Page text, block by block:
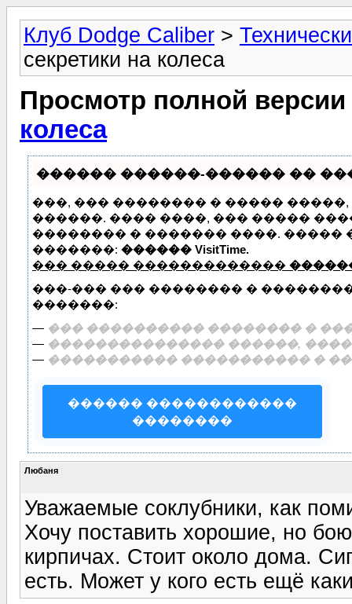
Клуб Dodge Caliber >
секретики на колеса
Просмотр полной
колеса
������ ������-������ ��
���, ��� �������� � �����
������. ���� ����, ��� �����
�������� � ������� ����.
�������: ������ VisitTime.
��� ����� �������������
���-��� ��� �������� �
�������:
— ��� ���������� �������� �
— ��������������� ������,
— ����������� ����������� �
������ ������������
��������
Любаня
Уважаемые соклубники, как
Хочу поставить хорошие, но
кирпичах. Стоит около дома.
есть. Может у кого есть ещё